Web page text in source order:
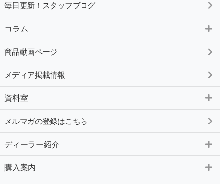
毎日更新！スタッフブログ
コラム
商品動画ページ
メディア掲載情報
資料室
メルマガの登録はこちら
ディーラー紹介
購入案内